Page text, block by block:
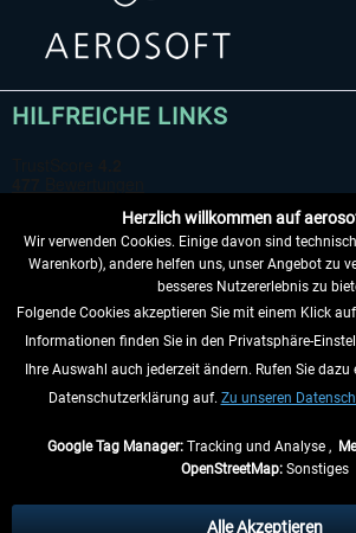
HILFREICHE LINKS
VERTRAG WIDERRUFEN
INFORMATIONEN
anders beschrieben.
Herzlich willkommen auf
Wir verwenden Cookies. Einige davon sind
Warenkorb), andere helfen uns, unser Angebot zu
besseres Nutzererlebnis zu
Folgende Cookies akzeptieren Sie mit einem Klick
Informationen finden Sie in den Privatsphäre-
Ihre Auswahl auch jederzeit ändern. Rufen Sie
Datenschutzerklärung auf. Zu unseren
Google Tag Manager:Tracking und Analyse ,
OpenStreetMap: Sonstiges
Alle Akzeptieren